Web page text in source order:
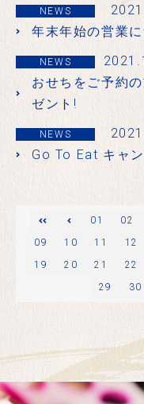
NEWS
年末年始の営業
NEWS
おせちをご予約
ゼント!
NEWS
Go To Eat キャ
01 02
09
10 11 12
19
20 21 22
29
30
次の